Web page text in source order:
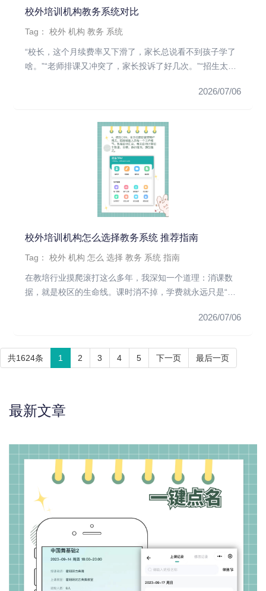
校外培训机构教务系统对比
Tag：校外 机构 教务 系统
“校长，这个月续费率又下滑了，家长总说看不到孩子学了
啥。”“老师排课又冲突了，家长投诉了好几次。”“招生太难
2026/07/06
校外培训机构怎么选择教务系统 推荐指南
Tag：校外 机构 怎么 选择 教务 系统 指南
在教培行业摸爬滚打这么多年，我深知一个道理：消课数
据，就是校区的生命线。课时消不掉，学费就永远只是“预
2026/07/06
共1624条 1 2 3 4 5 下一页 最后一页
最新文章